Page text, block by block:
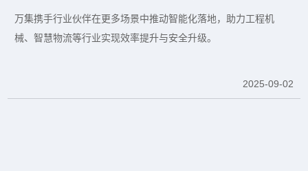
万集携手行业伙伴在更多场景中推动智能化落地，助力工程机
械、智慧物流等行业实现效率提升与安全升级。
2025-09-02